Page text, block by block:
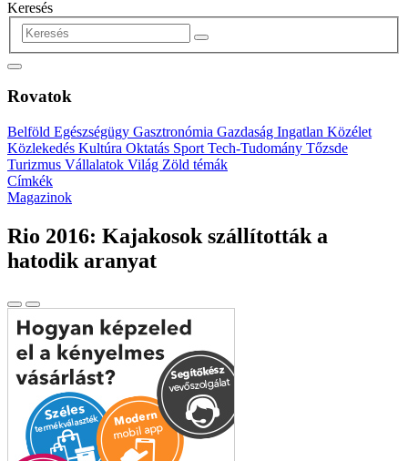
Keresés
Rovatok
Belföld Egészségügy Gasztronómia Gazdaság Ingatlan Közélet
Közlekedés Kultúra Oktatás Sport Tech-Tudomány Tőzsde
Turizmus Vállalatok Világ Zöld témák
Címkék
Magazinok
Rio 2016: Kajakosok szállították a
hatodik aranyat